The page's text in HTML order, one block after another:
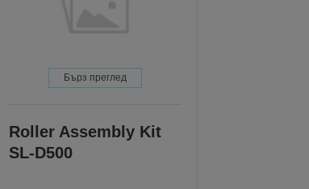
Бърз преглед
Roller Assembly Kit
SL-D500